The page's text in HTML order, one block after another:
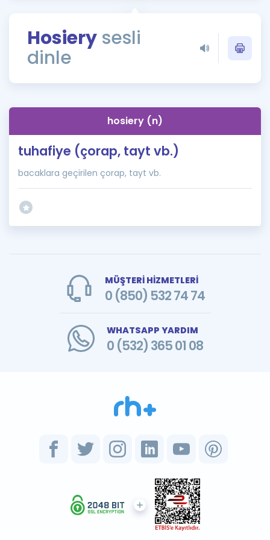
Rehberlik Aracı
ÖSYM Sınav Takvimi
İngilizce Gramer
Hosiery sesli
dinle
hosiery (n)
tuhafiye (çorap, tayt vb.)
bacaklara geçirilen çorap, tayt vb.
MÜŞTERİ HİZMETLERİ
0 (850) 532 74 74
WHATSAPP YARDIM
0 (532) 365 01 08